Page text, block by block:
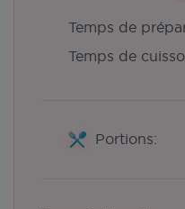
Temps de
Temps de
Portions: